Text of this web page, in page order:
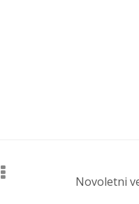
Novoletni